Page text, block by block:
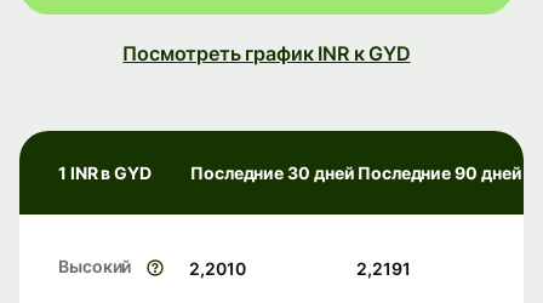
Посмотреть график INR к GYD
1 INR в GYD Последние 30 дней Последние 90 дней
Высокий 2,2010 2,2191